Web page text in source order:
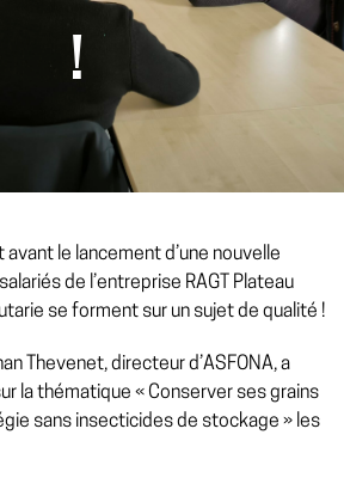
!
le lancement d’une nouvelle
de l’entreprise RAGT Plateau
se forment sur un sujet de qualité !
Thevenet, directeur d’ASFONA, a
la thématique « Conserver ses grains
sans insecticides de stockage » les